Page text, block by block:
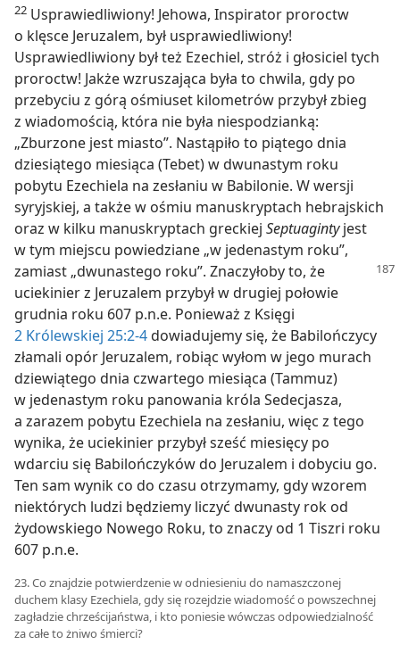
22 Usprawiedliwiony! Jehowa, Inspirator proroctw
o klęsce Jeruzalem, był usprawiedliwiony!
Usprawiedliwiony był też Ezechiel, stróż i głosiciel tych
proroctw! Jakże wzruszająca była to chwila, gdy po
przebyciu z górą ośmiuset kilometrów przybył zbieg
z wiadomością, która nie była niespodzianką:
„Zburzone jest miasto”. Nastąpiło to piątego dnia
dziesiątego miesiąca (Tebet) w dwunastym roku
pobytu Ezechiela na zesłaniu w Babilonie. W wersji
syryjskiej, a także w ośmiu manuskryptach hebrajskich
oraz w kilku manuskryptach greckiej Septuagintyjest
w tym miejscu powiedziane „w jedenastym roku”,
zamiast „dwunastego roku”. Znaczyłoby to, że
uciekinier z Jeruzalem przybył w drugiej połowie
grudnia roku 607 p.n.e. Ponieważ z Księgi
2 Królewskiej 25:2-4dowiadujemy się, że Babilończycy
złamali opór Jeruzalem, robiąc wyłom w jego murach
dziewiątego dnia czwartego miesiąca (Tammuz)
w jedenastym roku panowania króla Sedecjasza,
a zarazem pobytu Ezechiela na zesłaniu, więc z tego
wynika, że uciekinier przybył sześć miesięcy po
wdarciu się Babilończyków do Jeruzalem i dobyciu go.
Ten sam wynik co do czasu otrzymamy, gdy wzorem
niektórych ludzi będziemy liczyć dwunasty rok od
żydowskiego Nowego Roku, to znaczy od 1 Tiszri roku
607 p.n.e.
23. Co znajdzie potwierdzenie w odniesieniu do namaszczonej
duchem klasy Ezechiela, gdy się rozejdzie wiadomość o powszechnej
zagładzie chrześcijaństwa, i kto poniesie wówczas odpowiedzialność
za całe to żniwo śmierci?